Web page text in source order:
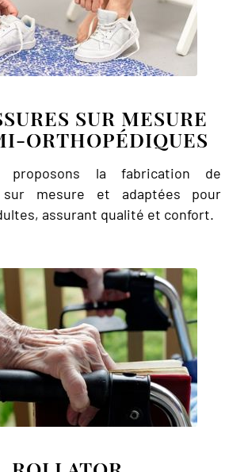
SUR MESURE
ORTHOPÉDIQUES
proposons la fabrication de
sur mesure et adaptées pour
assurant qualité et confort.